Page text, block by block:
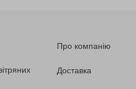
Про компанію
Доставка